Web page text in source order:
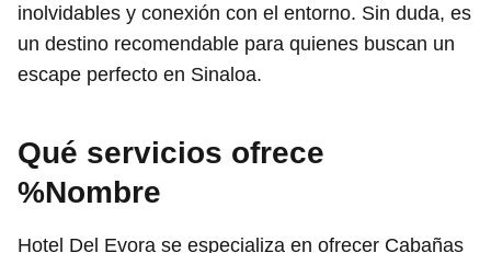
inolvidables y conexión con el entorno. Sin duda, es
un destino recomendable para quienes buscan un
escape perfecto en Sinaloa.
Qué servicios ofrece
%Nombre
Hotel Del Evora se especializa en ofrecer Cabañas